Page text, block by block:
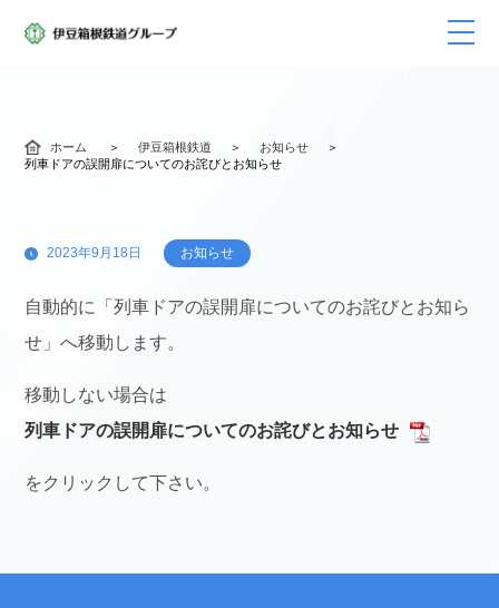
ホーム 伊豆箱根鉄道
お知らせ
列車ドアの誤開扉についてのお詫びとお知らせ
2023年9月18日 お知らせ
自動的に「列車ドアの誤開扉についてのお詫びとお知ら
せ」へ移動します。
移動しない場合は
列車ドアの誤開扉についてのお詫びとお知らせ
をクリックして下さい。